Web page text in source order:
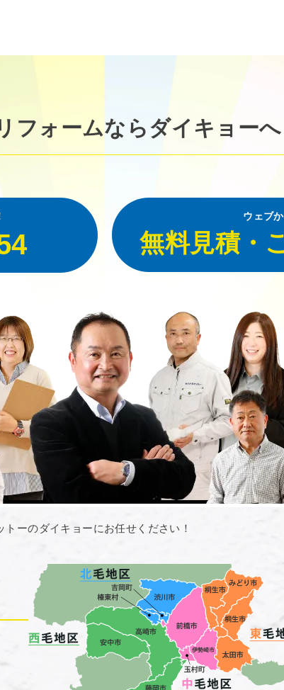
フォームならダイキョーへ
ウェブ
無料見積・
ーのダイキョーにお任せください！